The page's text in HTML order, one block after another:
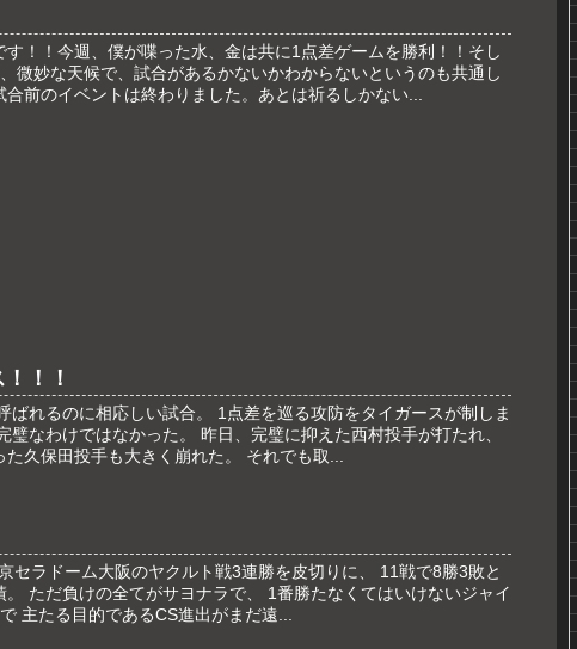
！！今週、僕が喋った水、金は共に1点差ゲームを勝利！！そし
微妙な天候で、試合があるかないかわからないというのも共通し
前のイベントは終わりました。あとは祈るしかない...
！！
ばれるのに相応しい試合。 1点差を巡る攻防をタイガースが制しま
璧なわけではなかった。 昨日、完璧に抑えた西村投手が打たれ、
久保田投手も大きく崩れた。 それでも取...
セラドーム大阪のヤクルト戦3連勝を皮切りに、 11戦で8勝3敗と
ただ負けの全てがサヨナラで、 1番勝たなくてはいけないジャイ
主たる目的であるCS進出がまだ遠...